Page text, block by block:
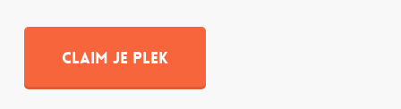
Claim je plek